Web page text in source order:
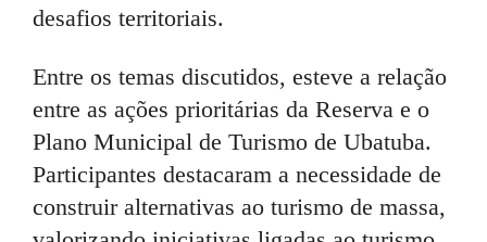
desafios territoriais.
Entre os temas discutidos, esteve a relação
entre as ações prioritárias da Reserva e o
Plano Municipal de Turismo de Ubatuba.
Participantes destacaram a necessidade de
construir alternativas ao turismo de massa,